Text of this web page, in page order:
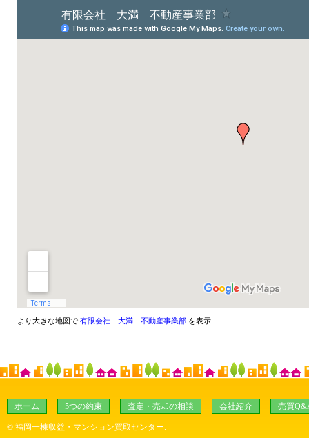
より大きな地図で 有限会社 大満 不動産事業部 を表示
ホーム 5つの約束 査定・売却の相談 会社紹介 売買
© 福岡一棟収益・マンション買取センター.